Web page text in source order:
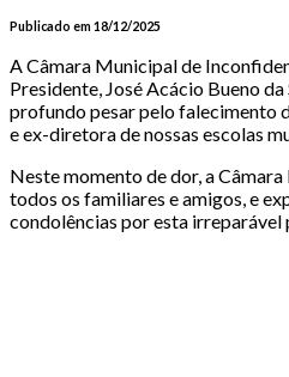
Publicado em 18/12/2025
A Câmara Municipal de
Presidente, José Acácio Bueno
profundo pesar pelo falecimento
e ex-diretora de nossas escolas
Neste momento de dor, a
todos os familiares e amigos, e
condolências por esta irreparável